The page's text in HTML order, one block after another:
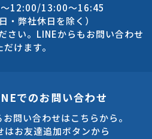
12:00/13:00～16:45
・弊社休日を除く）
さい。LINEからもお問い合わせ
だけます。
でのお問い合わせ
問い合わせはこちらから。
はお友達追加ボタンから